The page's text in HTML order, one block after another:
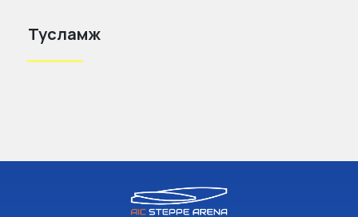
Тусламж